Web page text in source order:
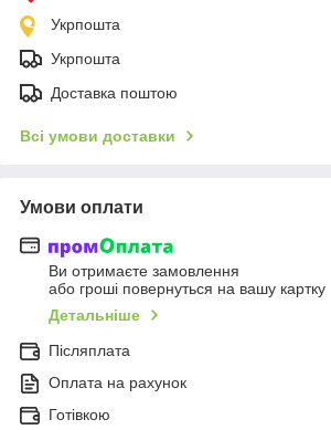
Укрпошта
Укрпошта
Доставка поштою
Всі умови доставки
Умови оплати
Ви отримаєте замовлення
або гроші повернуться на вашу картку
Детальніше
Післяплата
Оплата на рахунок
Готівкою